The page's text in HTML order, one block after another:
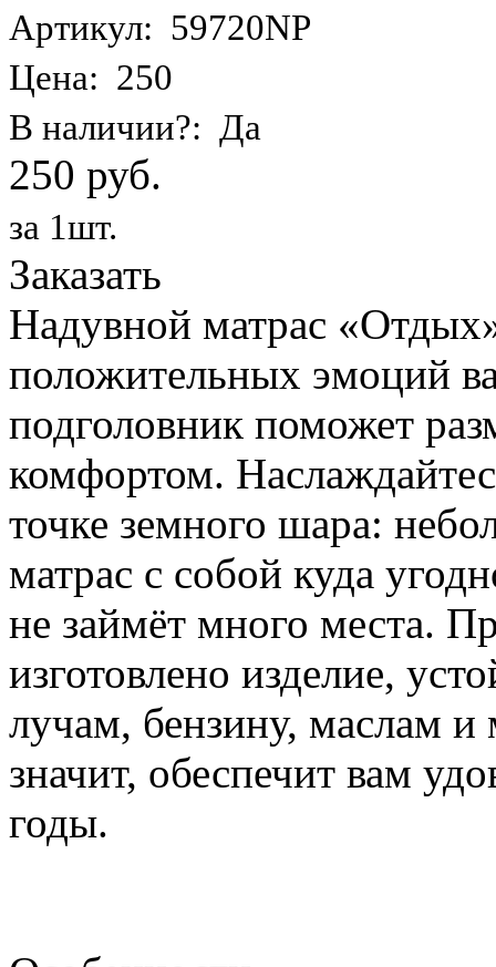
Артикул: 59720NP
Цена: 250
В наличии?: Да
250 руб.
за 1шт.
Заказать
Надувной матрас
положительных эмоций
подголовник поможет
комфортом.
точке земного шара:
матрас с собой куда
не займёт много места.
изготовлено изделие,
лучам, бензину, маслам
значит, обеспечит вам
годы.